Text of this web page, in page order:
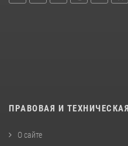
ПРАВОВАЯ И
О сайте